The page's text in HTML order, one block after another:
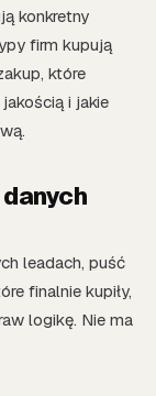
konkretny
firm kupują
które
i jakie
leadach, puść
finalnie kupiły,
logikę. Nie ma